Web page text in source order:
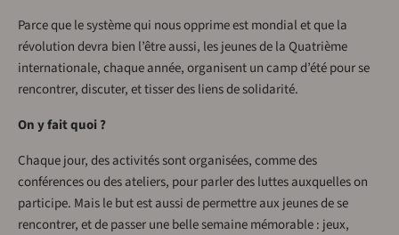
Parce que le système qui nous opprime est mondial et que la
révolution devra bien l’être aussi, les jeunes de la Quatrième
internationale, chaque année, organisent un camp d’été pour se
rencontrer, discuter, et tisser des liens de solidarité.
On y fait quoi ?
Chaque jour, des activités sont organisées, comme des
conférences ou des ateliers, pour parler des luttes auxquelles on
participe. Mais le but est aussi de permettre aux jeunes de se
rencontrer, et de passer une belle semaine mémorable : jeux,